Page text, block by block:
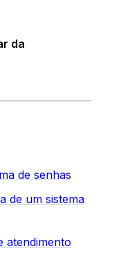
da
de senhas
de um sistema
atendimento